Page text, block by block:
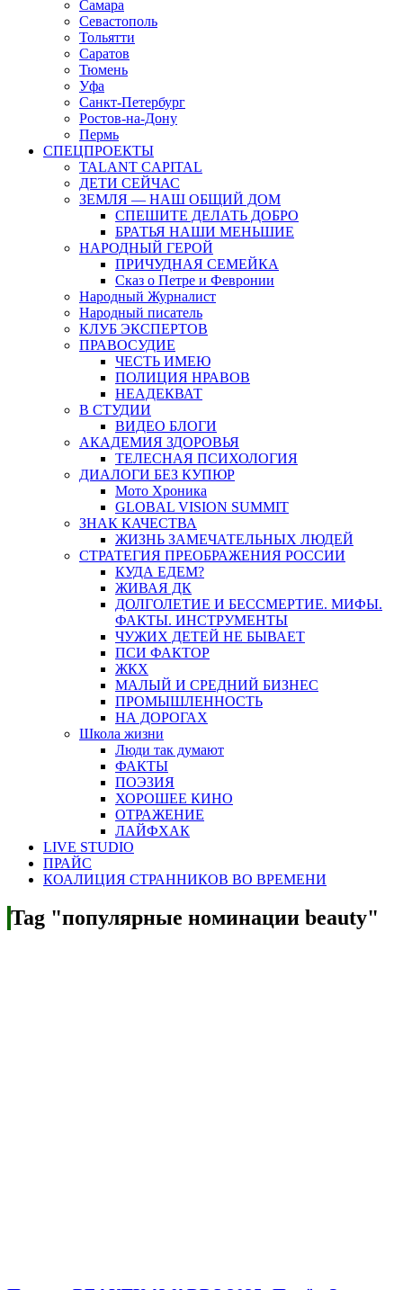
Самара
Севастополь
Тольятти
Саратов
Тюмень
Уфа
Санкт-Петербург
Ростов-на-Дону
Пермь
СПЕЦПРОЕКТЫ
TALANT CAPITAL
ДЕТИ СЕЙЧАС
ЗЕМЛЯ — НАШ ОБЩИЙ ДОМ
СПЕШИТЕ ДЕЛАТЬ ДОБРО
БРАТЬЯ НАШИ МЕНЬШИЕ
НАРОДНЫЙ ГЕРОЙ
ПРИЧУДНАЯ СЕМЕЙКА
Сказ о Петре и Февронии
Народный Журналист
Народный писатель
КЛУБ ЭКСПЕРТОВ
ПРАВОСУДИЕ
ЧЕСТЬ ИМЕЮ
ПОЛИЦИЯ НРАВОВ
НЕАДЕКВАТ
В СТУДИИ
ВИДЕО БЛОГИ
АКАДЕМИЯ ЗДОРОВЬЯ
ТЕЛЕСНАЯ ПСИХОЛОГИЯ
ДИАЛОГИ БЕЗ КУПЮР
Мото Хроника
GLOBAL VISION SUMMIT
ЗНАК КАЧЕСТВА
ЖИЗНЬ ЗАМЕЧАТЕЛЬНЫХ ЛЮДЕЙ
СТРАТЕГИЯ ПРЕОБРАЖЕНИЯ РОССИИ
КУДА ЕДЕМ?
ЖИВАЯ ДК
ДОЛГОЛЕТИЕ И БЕССМЕРТИЕ. МИФЫ.
ФАКТЫ. ИНСТРУМЕНТЫ
ЧУЖИХ ДЕТЕЙ НЕ БЫВАЕТ
ПСИ ФАКТОР
ЖКХ
МАЛЫЙ И СРЕДНИЙ БИЗНЕС
ПРОМЫШЛЕННОСТЬ
НА ДОРОГАХ
Школа жизни
Люди так думают
ФАКТЫ
ПОЭЗИЯ
ХОРОШЕЕ КИНО
ОТРАЖЕНИЕ
ЛАЙФХАК
LIVE STUDIO
ПРАЙС
КОАЛИЦИЯ СТРАННИКОВ ВО ВРЕМЕНИ
Tag "популярные номинации beauty"